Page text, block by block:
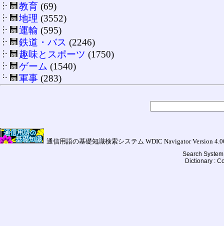
教育 (69)
地理 (3552)
運輸 (595)
鉄道・バス (2246)
趣味とスポーツ (1750)
ゲーム (1540)
軍事 (283)
通信用語の基礎知識検索システム WDIC Navigator Version
Search
Dictionary :